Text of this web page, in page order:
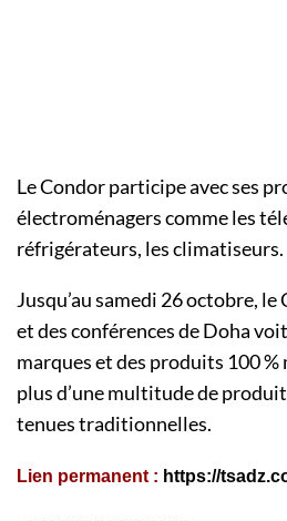
Le Condor participe avec ses
électroménagers comme les
réfrigérateurs, les climatiseurs.
Jusqu’au samedi 26 octobre,
et des conférences de Doha
marques et des produits 100 %
plus d’une multitude de
tenues traditionnelles.
Lien permanent : https://